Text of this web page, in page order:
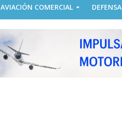
AVIACIÓN COMERCIAL DEFENSA